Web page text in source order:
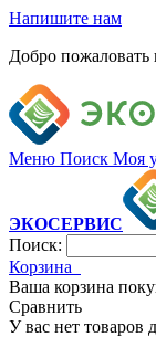
Напишите нам
Добро пожаловать
Меню Поиск Моя
ЭКОСЕРВИС
Поиск:
Корзина
Ваша корзина
Сравнить
У вас нет товаров